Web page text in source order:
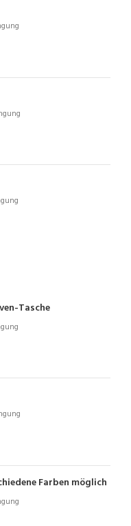
Tasche
Farben möglich